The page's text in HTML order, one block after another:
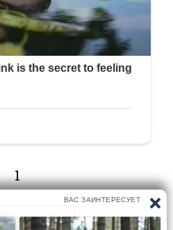
1
Следующая